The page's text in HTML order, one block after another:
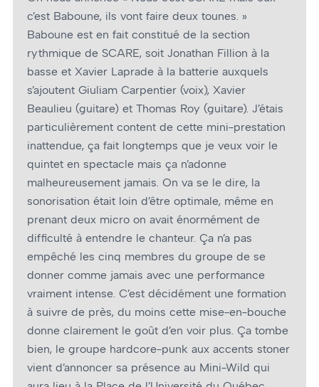
c’est Baboune, ils vont faire deux tounes. »
Baboune est en fait constitué de la section
rythmique de SCARE, soit Jonathan Fillion à la
basse et Xavier Laprade à la batterie auxquels
s’ajoutent Giuliam Carpentier (voix), Xavier
Beaulieu (guitare) et Thomas Roy (guitare). J’étais
particulièrement content de cette mini-prestation
inattendue, ça fait longtemps que je veux voir le
quintet en spectacle mais ça n’adonne
malheureusement jamais. On va se le dire, la
sonorisation était loin d’être optimale, même en
prenant deux micro on avait énormément de
difficulté à entendre le chanteur. Ça n’a pas
empêché les cinq membres du groupe de se
donner comme jamais avec une performance
vraiment intense. C’est décidément une formation
à suivre de près, du moins cette mise-en-bouche
donne clairement le goût d’en voir plus. Ça tombe
bien, le groupe hardcore-punk aux accents stoner
vient d’annoncer sa présence au Mini-Wild qui